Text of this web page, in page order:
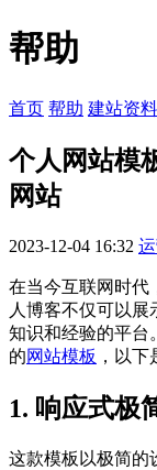
帮助
首页 帮助 建站资料
个人网站模
网站​
2023-12-04 16:32
在当今互联网时代
人博客不仅可以
知识和经验的平台。
的网站模板 ，以
1. 响应式极
这款模板以极简的